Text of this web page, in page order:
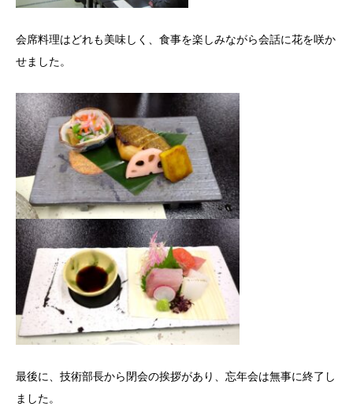
会席料理はどれも美味しく、食事を楽しみながら会話に花を咲か
せました。
最後に、技術部長から閉会の挨拶があり、忘年会は無事に終了し
ました。